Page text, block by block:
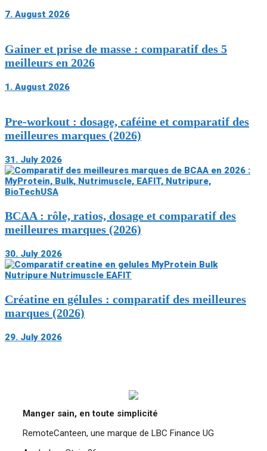
7. August 2026
Gainer et prise de masse : comparatif des 5
meilleurs en 2026
1. August 2026
Pre-workout : dosage, caféine et comparatif des
meilleures marques (2026)
31. July 2026
BCAA : rôle, ratios, dosage et comparatif des
meilleures marques (2026)
30. July 2026
Créatine en gélules : comparatif des meilleures
marques (2026)
29. July 2026
Manger sain, en toute simplicité
RemoteCanteen, une marque de LBC Finance UG